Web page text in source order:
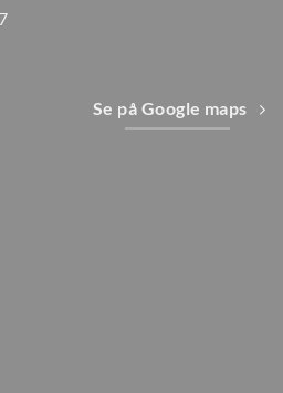
Se på Google maps